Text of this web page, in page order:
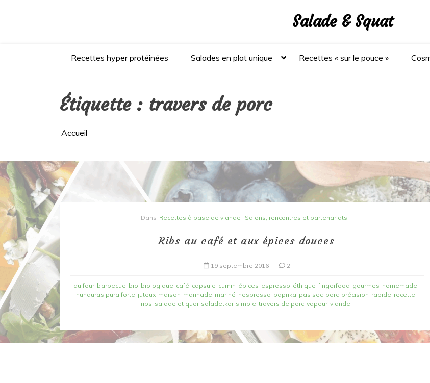
Salade & Squat
Recettes hyper protéinées Salades en plat unique Recettes « sur le pouce »
Étiquette : travers de porc
Accueil
Dans Recettes à base de viande Salons, rencontres et partenariats
Ribs au café et aux épices douces
19 septembre 2016 2
au four barbecue bio biologique café capsule cumin épices espresso éthique fingerfood gourmes homemade
hunduras pura forte juteux maison marinade mariné nespresso paprika pas sec porc précision rapide recette
ribs salade et quoi saladetkoi simple travers de porc vapeur viande